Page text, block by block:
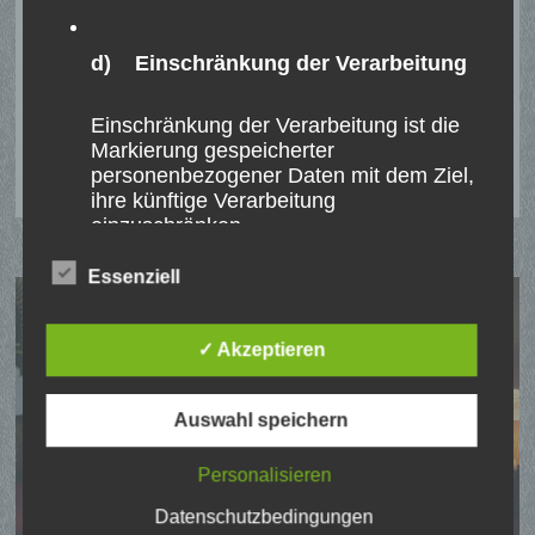
kennt die „Ice Bucket Challenge“-Aktionen für …
UEDEMERBRUCHER
SPENDEN
FÜR
„CAFÉ
KONKRET“
WEITERLESEN
d) Einschränkung der Verarbeitung
Einschränkung der Verarbeitung ist die
Markierung gespeicherter
personenbezogener Daten mit dem Ziel,
ihre künftige Verarbeitung
einzuschränken.
Profiling ist jede Art der automatisierten
Verarbeitung personenbezogener Daten,
die darin besteht, dass diese
personenbezogenen Daten verwendet
werden, um bestimmte persönliche
Person beziehen, zu bewerten,
Essenziell
✓ Akzeptieren
Auswahl speichern
Personalisieren
Datenschutzbedingungen